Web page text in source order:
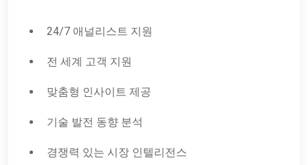
24/7 애널리스트 지원
전 세계 고객 지원
맞춤형 인사이트 제공
기술 발전 동향 분석
경쟁력 있는 시장 인텔리전스